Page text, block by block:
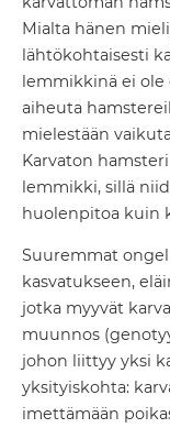
Mialta hänen
lähtökohtaisesti
lemmikkinä ei ole
aiheuta
mielestään
Karvaton
lemmikki, sillä
huolenpitoa kuin
Suuremmat
kasvatukseen,
jotka myyvät
muunnos
johon liittyy yksi
yksityiskohta:
imettämään